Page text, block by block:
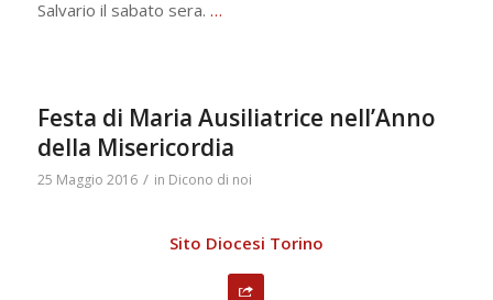
Salvario il sabato sera. …
Festa di Maria Ausiliatrice nell’Anno
della Misericordia
25 Maggio 2016 / in Dicono di noi
Sito Diocesi Torino